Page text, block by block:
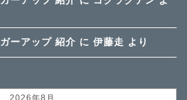
ーアップ 紹介 に 伊藤走 より
2026年8月